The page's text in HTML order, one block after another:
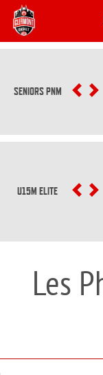
SENIORS PNM
U15M ELITE
Les